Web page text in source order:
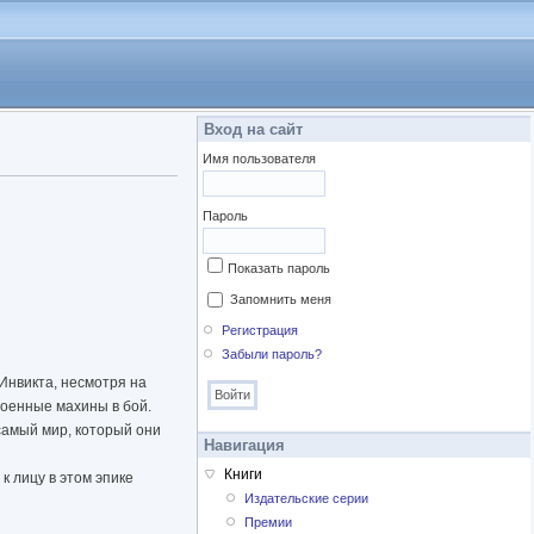
несмотря на
махины в бой.
мир, который они
лицу в этом эпике
Вход на сайт
Имя пользователя
Пароль
Показать пароль
Запомнить меня
Регистрация
Забыли пароль?
Навигация
Книги
Издательские серии
Премии